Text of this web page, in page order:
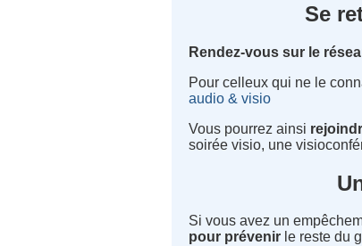
Se
Rendez-vous sur le
Pour celleux qui ne le
audio & visio
Vous pourrez ainsi
soirée visio, une
Si vous avez un
pour prévenir le reste du